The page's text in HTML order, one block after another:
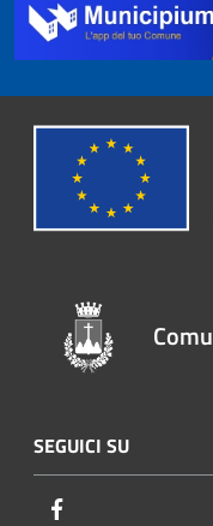
SEGUICI SU